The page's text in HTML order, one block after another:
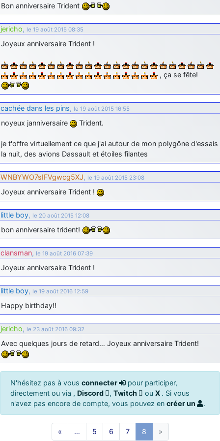
d9pouces
: cette fois, c'est le Brésil et Singapour qui mettent le site
jericho: Ah ben je peux te confirmer que j'étais resté dans le filtre…
d9pouces
: Désolé ! Mon filtrage a été un peu trop violent
manifestement
tout voir
Bon anniversaire Trident
jericho, le 19 août 2015 08:35
Joyeux anniversaire Trident !
, ça se fête!
cachée dans les pins, le 19 août 2015 16:55
noyeux janniversaire Trident.
je t'offre virtuellement ce que j'ai autour de mon polygône d'essais
la nuit, des avions Dassault et étoiles filantes
WNBYWO7sIFVgwcg5XJ, le 19 août 2015 23:08
Joyeux anniversaire Trident !
little boy, le 20 août 2015 12:08
bon anniversaire trident!
clansman, le 19 août 2016 07:39
Joyeux anniversaire Trident !
little boy, le 19 août 2016 12:59
Happy birthday!!
jericho, le 23 août 2016 09:32
Avec quelques jours de retard… Joyeux anniversaire Trident!
N'hésitez pas à vous connecter
pour participer,
directement ou via , Discord , Twitch ou X . Si vous
n'avez pas encore de compte, vous pouvez en créer un .
« … 5 6 7 8 »